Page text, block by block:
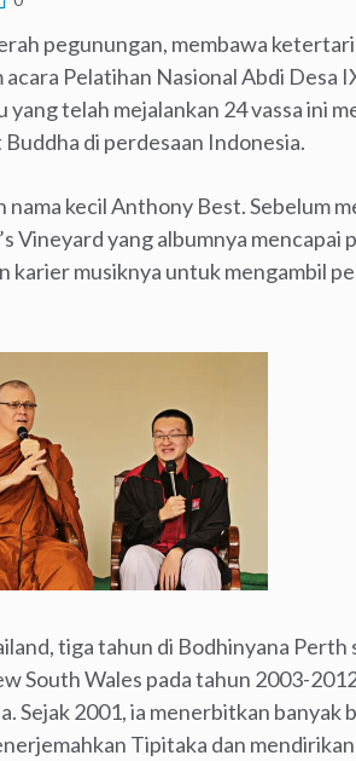
pegunungan, membawa
Pelatihan Nasional Abdi Desa
telah mejalankan 24 vassa ini
di perdesaan Indonesia.
kecil Anthony Best. Sebelum
Vineyard yang albumnya mencapai
musiknya untuk mengambil
tiga tahun di Bodhinyana Perth
South Wales pada tahun 2003-
Sejak 2001, ia menerbitkan banyak
Tipitaka dan